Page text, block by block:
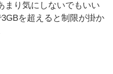
まり気にしないでもいい
を超えると制限が掛か